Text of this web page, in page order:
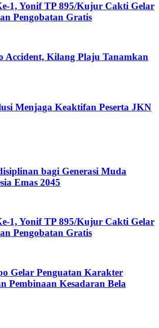
1, Yonif TP 895/Kujur Cakti Gelar
Pengobatan Gratis
Accident, Kilang Plaju Tanamkan
Menjaga Keaktifan Peserta JKN
bagi Generasi Muda
Emas 2045
1, Yonif TP 895/Kujur Cakti Gelar
Pengobatan Gratis
Gelar Penguatan Karakter
Pembinaan Kesadaran Bela